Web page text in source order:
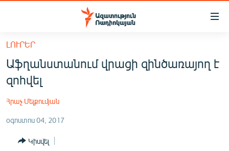
Մատչելիության
հիմնական
բովանդակությանը
Անցնել
հիմնական
մենյուին
ՀԱՅԱՍՏԱՆ
ՔԱՂԱՔԱԿԱՆ
ԸՆՏՐՈՒԹՅՈՒՆՆԵՐ 2026
ԻՐԱՎՈՒՆՔ
ՀԱՍԱՐԱԿՈՒԹՅՈՒՆ
ԼՈՒՐԵՐ
Աֆղանստանում վրացի զինծառայող է
զոհվել
Հրաչ Մելքումյան
օգոստոս 04, 2017
Կիսվել